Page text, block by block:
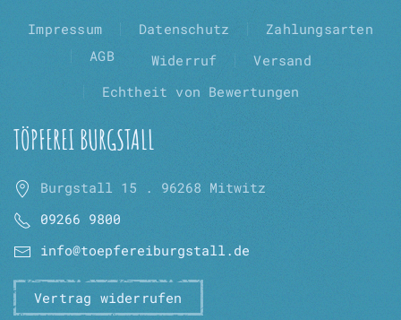
Impressum Datenschutz
Zahlungsarten
AGB
Widerruf
Versand
Echtheit von Bewertungen
TÖPFEREI BURGSTALL
Burgstall 15 . 96268 Mitwitz
09266 9800
info@toepfereiburgstall.de
Vertrag widerrufen